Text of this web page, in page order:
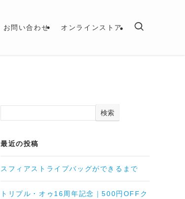
お問い合わせ オンラインストア
検索
最近の投稿
スフィアストライプバッグができるまで
トリプル・オゥ16周年記念｜500円OFFク